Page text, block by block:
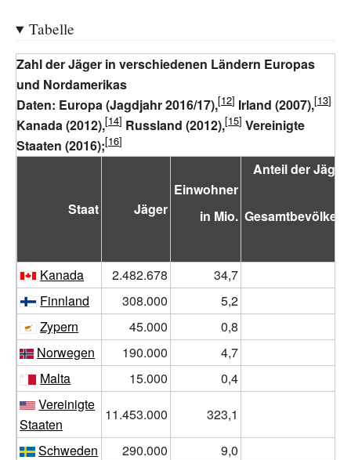
Tabelle
Zahl der Jäger in verschiedenen Ländern Europas
und Nordamerikas
Daten: Europa (Jagdjahr 2016/17),
Irland (2007),
Kanada (2012),
Russland (2012),
Vereinigte
Staaten (2016);
Staat Jäger
Einwohner
in Mio.
Anteil der Jäger
Kanada 2.482.678 34,7
Finnland
308.000 5,2
Zypern
45.000 0,8
Norwegen
190.000 4,7
Malta
15.000 0,4
Vereinigte
Staaten
11.453.000 323,1
Schweden
290.000 9,0